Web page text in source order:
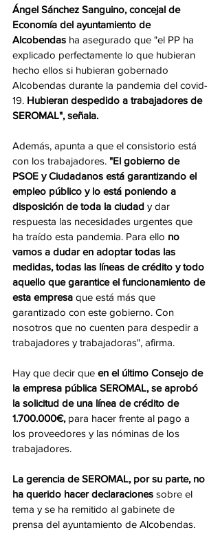
Ángel Sánchez Sanguino, concejal de
Economía del ayuntamiento de
Alcobendas ha asegurado que "el PP ha
explicado perfectamente lo que hubieran
hecho ellos si hubieran gobernado
Alcobendas durante la pandemia del covid-
19. Hubieran despedido a trabajadores de
SEROMAL", señala.
Además, apunta a que el consistorio está
con los trabajadores. "El gobierno de
PSOE y Ciudadanos está garantizando el
empleo público y lo está poniendo a
disposición de toda la ciudad y dar
respuesta las necesidades urgentes que
ha traído esta pandemia. Para ello no
vamos a dudar en adoptar todas las
medidas, todas las líneas de crédito y todo
aquello que garantice el funcionamiento de
esta empresa que está más que
garantizado con este gobierno. Con
nosotros que no cuenten para despedir a
trabajadores y trabajadoras", afirma.
Hay que decir que en el último Consejo de
la empresa pública SEROMAL, se aprobó
la solicitud de una línea de crédito de
1.700.000€, para hacer frente al pago a
los proveedores y las nóminas de los
trabajadores.
La gerencia de SEROMAL, por su parte, no
ha querido hacer declaraciones sobre el
tema y se ha remitido al gabinete de
prensa del ayuntamiento de Alcobendas.